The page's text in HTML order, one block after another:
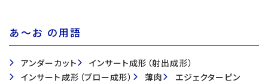
あ〜お の用語
アンダーカット
インサート成形（射出成形）
インサート成形（ブロー成形）
薄肉
エジェクターピン